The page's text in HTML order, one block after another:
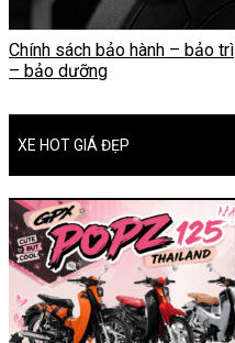
Chính sách bảo hành – bảo trì
– bảo dưỡng
XE HOT GIÁ ĐẸP